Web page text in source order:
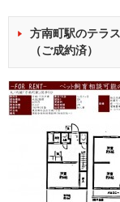
方南町駅のテラ
（ご成約済）